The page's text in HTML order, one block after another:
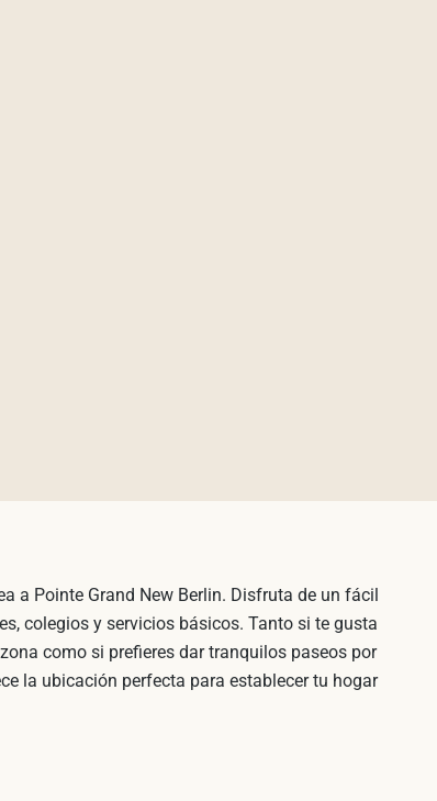
a Pointe Grand New Berlin. Disfruta de un fácil
colegios y servicios básicos. Tanto si te gusta
como si prefieres dar tranquilos paseos por
la ubicación perfecta para establecer tu hogar